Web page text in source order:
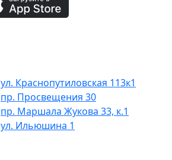
ул. Краснопутиловская 113к1
пр. Просвещения 30
пр. Маршала Жукова 33, к.1
ул. Ильюшина 1